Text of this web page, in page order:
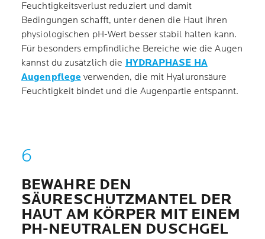
Feuchtigkeitsverlust reduziert und damit
Bedingungen schafft, unter denen die Haut ihren
physiologischen pH-Wert besser stabil halten kann.
Für besonders empfindliche Bereiche wie die Augen
kannst du zusätzlich die HYDRAPHASE HA
Augenpflege verwenden, die mit Hyaluronsäure
Feuchtigkeit bindet und die Augenpartie entspannt.
BEWAHRE DEN
SÄURESCHUTZMANTEL DER
HAUT AM KÖRPER MIT EINEM
PH-NEUTRALEN DUSCHGEL